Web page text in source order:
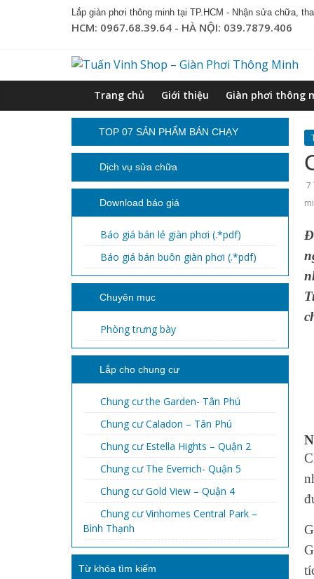
Lắp giàn phơi thông minh tại TP.HCM - Nhận sửa chữa,
HCM: 0967.68.39.64 - HÀ NỘI: 039.7879.406
Trang chủ Giới thiệu Giàn phơi thông
7
TOP 07 SẢN PHẨM BÁN CHẠY
Dịch vụ sửa chữa
Download báo giá
Báo giá bán lẻ giàn phơi (.*pdf)
Báo giá bán buôn giàn phơi (.*pdf)
Chuyên mục
Phòng trưng bày
Lắp cho chung cư
Chung cư the Garden- Tân Phú
Chung cư Caladon – Tân Phú
Chung cư Estella Hights – Quận 2
Chung cư The Everrich- Quận 5
Chung cư Gold View – Quận 4
Chung cư Vinhomes Central Park –
Bình Thạnh
Từ khóa tìm kiếm